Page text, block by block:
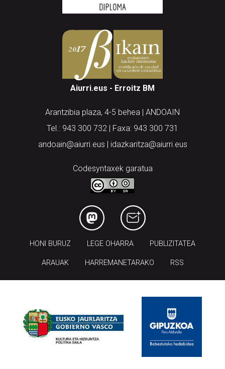
Aiurri.eus - Erroitz BM
Arantzibia plaza, 4-5 behea | ANDOAIN
Tel.: 943 300 732 | Faxa: 943 300 731
andoain@aiurri.eus | idazkaritza@aiurri.eus
Codesyntaxek garatua
HONI BURUZ LEGE OHARRA PUBLIZITATEA
ARAUAK HARREMANETARAKO RSS